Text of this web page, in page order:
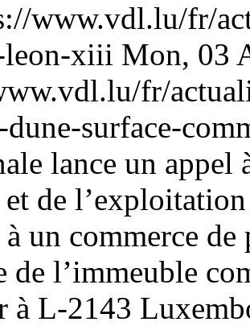
www.vdl.lu/fr/
leon-xiii Mon, 03
fr/
surface-
lance un appel
de
à un commerce
de l’immeuble
à L-2143